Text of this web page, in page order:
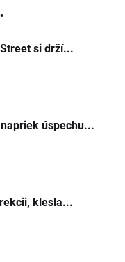
si drží...
úspechu...
klesla...